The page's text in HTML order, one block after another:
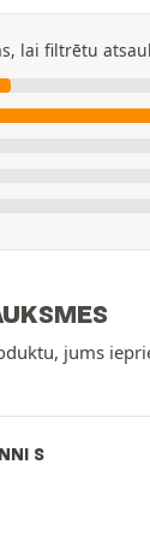
lai filtrētu
jums
S